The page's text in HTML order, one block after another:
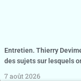
Entretien. Thierry
des sujets sur lesquels
7 août 2026